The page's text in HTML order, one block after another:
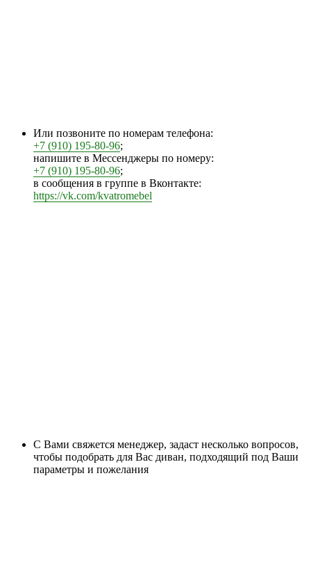
Или позвоните по номерам телефона:
+7 (910) 195-80-96;
напишите в Мессенджеры по номеру:
+7 (910) 195-80-96;
в сообщения в группе в Вконтакте:
https://vk.com/kvatromebel
С Вами свяжется менеджер, задаст несколько вопросов,
чтобы подобрать для Вас диван, подходящий под Ваши
параметры и пожелания